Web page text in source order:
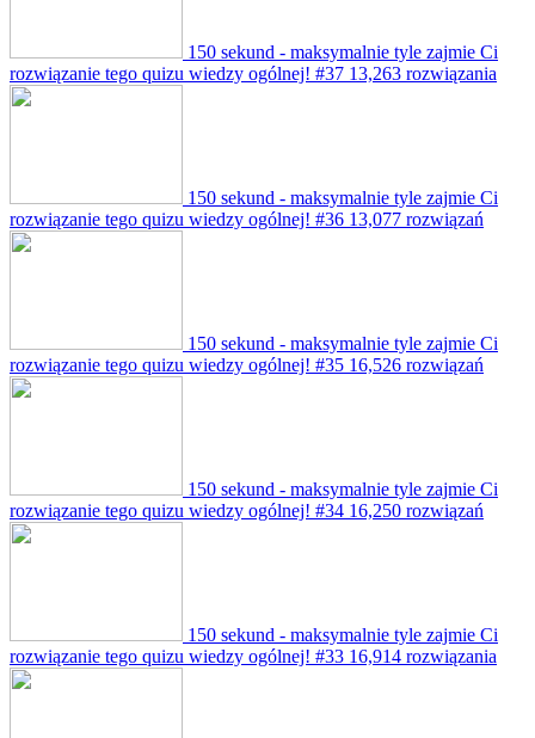
150 sekund - maksymalnie tyle zajmie Ci
rozwiązanie tego quizu wiedzy ogólnej! #37 13,263 rozwiązania
150 sekund - maksymalnie tyle zajmie Ci
rozwiązanie tego quizu wiedzy ogólnej! #36 13,077 rozwiązań
150 sekund - maksymalnie tyle zajmie Ci
rozwiązanie tego quizu wiedzy ogólnej! #35 16,526 rozwiązań
150 sekund - maksymalnie tyle zajmie Ci
rozwiązanie tego quizu wiedzy ogólnej! #34 16,250 rozwiązań
150 sekund - maksymalnie tyle zajmie Ci
rozwiązanie tego quizu wiedzy ogólnej! #33 16,914 rozwiązania